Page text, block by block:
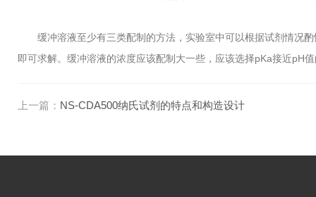
缓冲溶液至少有三类配制的方法，实验室中可以根据试剂情况酌
即可求解。缓冲溶液的浓度应该配制大一些，应该选择pKa接近pH
上一篇： NS-CDA500纳氏试剂的特点和构造设计